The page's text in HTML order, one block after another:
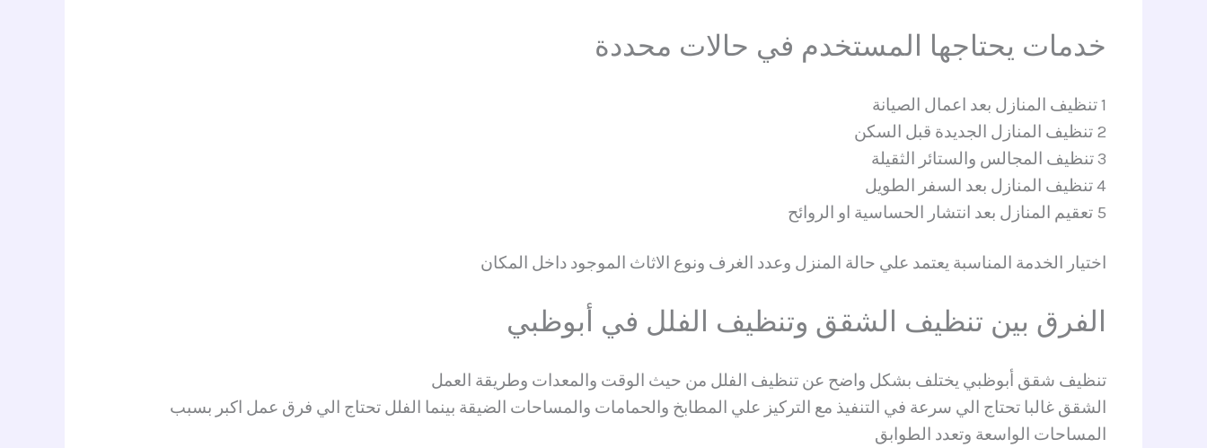
خدمات يحتاجها المستخدم في حالات محددة
1 تنظيف المنازل بعد اعمال الصيانة
2 تنظيف المنازل الجديدة قبل السكن
3 تنظيف المجالس والستائر الثقيلة
4 تنظيف المنازل بعد السفر الطويل
5 تعقيم المنازل بعد انتشار الحساسية او الروائح
اختيار الخدمة المناسبة يعتمد علي حالة المنزل وعدد الغرف ونوع الاثاث الموجود داخل المكان
الفرق بين تنظيف الشقق وتنظيف الفلل في أبوظبي
تنظيف شقق أبوظبي يختلف بشكل واضح عن تنظيف الفلل من حيث الوقت والمعدات وطريقة العمل
الشقق غالبا تحتاج الي سرعة في التنفيذ مع التركيز علي المطابخ والحمامات والمساحات الضيقة بينما الفلل تحتاج الي فرق عمل اكبر بسبب
المساحات الواسعة وتعدد الطوابق